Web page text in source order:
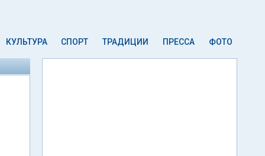
КУЛЬТУРА СПОРТ ТРАДИЦИИ ПРЕССА ФОТО